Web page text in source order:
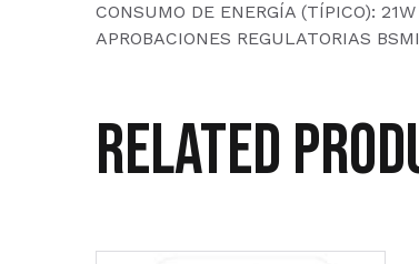
CONSUMO DE ENERGÍA (TÍPICO): 21W
APROBACIONES REGULATORIAS
Related